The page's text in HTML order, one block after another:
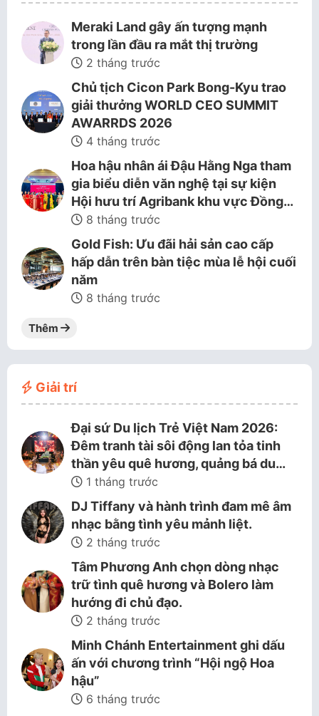
Meraki Land gây ấn tượng mạnh
trong lần đầu ra mắt thị trường
2 tháng trước
Chủ tịch Cicon Park Bong-Kyu trao
giải thưởng WORLD CEO SUMMIT
AWARRDS 2026
4 tháng trước
Hoa hậu nhân ái Đậu Hằng Nga tham
gia biểu diễn văn nghệ tại sự kiện
Hội hưu trí Agribank khu vực Đồng…
8 tháng trước
Gold Fish: Ưu đãi hải sản cao cấp
hấp dẫn trên bàn tiệc mùa lễ hội cuối
năm
8 tháng trước
Thêm
Giải trí
Đại sứ Du lịch Trẻ Việt Nam 2026:
Đêm tranh tài sôi động lan tỏa tinh
thần yêu quê hương, quảng bá du…
1 tháng trước
DJ Tiffany và hành trình đam mê âm
nhạc bằng tình yêu mảnh liệt.
2 tháng trước
Tâm Phương Anh chọn dòng nhạc
trữ tình quê hương và Bolero làm
hướng đi chủ đạo.
2 tháng trước
Minh Chánh Entertainment ghi dấu
ấn với chương trình “Hội ngộ Hoa
hậu”
6 tháng trước